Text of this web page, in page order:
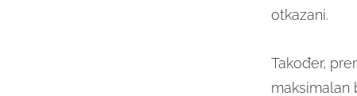
otkazani.
Također,
maksimalan